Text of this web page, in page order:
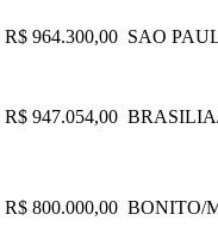
R$ 964.300,00 SAO
R$ 947.054,00 BRASILIA
R$ 800.000,00 BONITO/